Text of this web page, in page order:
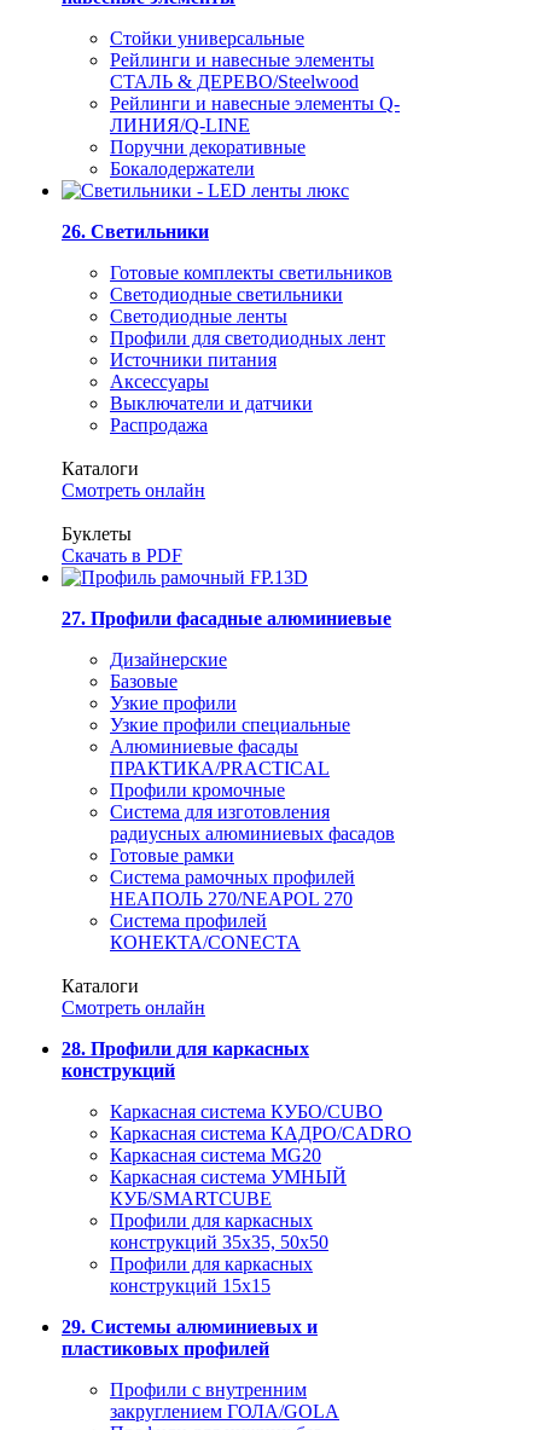
Стойки универсальные
Рейлинги и навесные элементы
СТАЛЬ & ДЕРЕВО/Steelwood
Рейлинги и навесные элементы Q-
ЛИНИЯ/Q-LINE
Поручни декоративные
Бокалодержатели
26. Светильники
Готовые комплекты светильников
Светодиодные светильники
Светодиодные ленты
Профили для светодиодных лент
Источники питания
Аксессуары
Выключатели и датчики
Распродажа
Каталоги
Смотреть онлайн
Буклеты
Скачать в PDF
27. Профили фасадные алюминиевые
Дизайнерские
Базовые
Узкие профили
Узкие профили специальные
Алюминиевые фасады
ПРАКТИКА/PRACTICAL
Профили кромочные
Система для изготовления
радиусных алюминиевых фасадов
Готовые рамки
Система рамочных профилей
НЕАПОЛЬ 270/NEAPOL 270
Система профилей
КОНЕКТА/CONECTA
Каталоги
Смотреть онлайн
28. Профили для каркасных
конструкций
Каркасная система КУБО/CUBO
Каркасная система КАДРО/CADRO
Каркасная система MG20
Каркасная система УМНЫЙ
КУБ/SMARTCUBE
Профили для каркасных
конструкций 35x35, 50x50
Профили для каркасных
конструкций 15х15
29. Системы алюминиевых и
пластиковых профилей
Профили с внутренним
закруглением ГОЛА/GOLA